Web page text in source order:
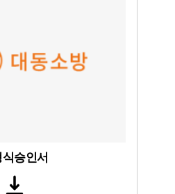
형식승인서